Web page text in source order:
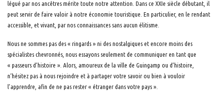
légué par nos ancêtres mérite toute notre attention. Dans ce XXIe siècle débutant, il
peut servir de faire valoir à notre économie touristique. En particulier, en le rendant
accessible, et vivant, par nos connaissances sans aucun élitisme.
Nous ne sommes pas des « ringards » ni des nostalgiques et encore moins des
spécialistes chevronnés, nous essayons seulement de communiquer en tant que
« passeurs d’histoire ». Alors, amoureux de la ville de Guingamp ou d’histoire,
n’hésitez pas à nous rejoindre et à partager votre savoir ou bien à vouloir
l’apprendre, afin de ne pas rester « étranger dans votre pays ».